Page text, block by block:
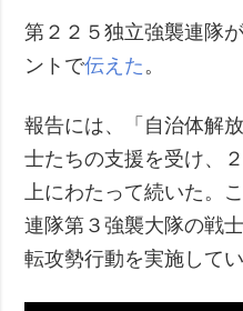
第２２５独立強襲連隊
ントで伝えた 。
報告には、「自治体解
士たちの支援を受け、
上にわたって続いた。
連隊第３強襲大隊の戦
転攻勢行動を実施して